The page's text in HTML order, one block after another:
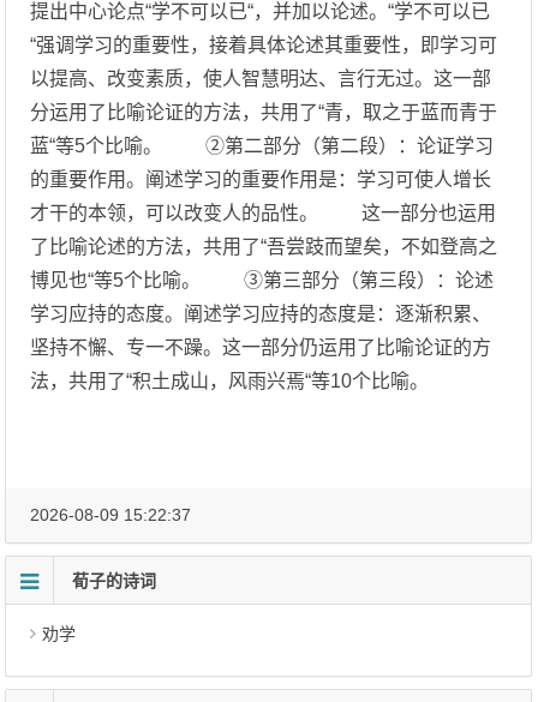
提出中心论点“学不可以已“，并加以论述。“学不可以已
“强调学习的重要性，接着具体论述其重要性，即学习可
以提高、改变素质，使人智慧明达、言行无过。这一部
分运用了比喻论证的方法，共用了“青，取之于蓝而青于
蓝“等5个比喻。 ②第二部分（第二段）：论证学习
的重要作用。阐述学习的重要作用是：学习可使人增长
才干的本领，可以改变人的品性。 这一部分也运用
了比喻论述的方法，共用了“吾尝跂而望矣，不如登高之
博见也“等5个比喻。 ③第三部分（第三段）：论述
学习应持的态度。阐述学习应持的态度是：逐渐积累、
坚持不懈、专一不躁。这一部分仍运用了比喻论证的方
法，共用了“积土成山，风雨兴焉“等10个比喻。
2026-08-09 15:22:37
荀子的诗词
劝学